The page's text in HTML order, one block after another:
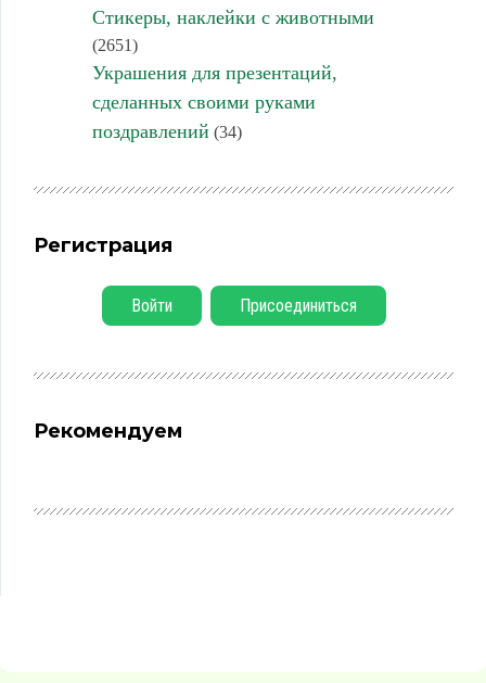
Стикеры, наклейки с животными
(2651)
Украшения для презентаций,
сделанных своими руками
поздравлений (34)
Регистрация
Войти Присоединиться
Рекомендуем